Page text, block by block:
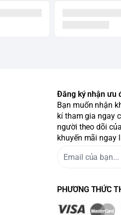
Đăng ký nhận ưu
Bạn muốn nhận
kí tham gia ngay
người theo dõi
khuyến mãi ngay
PHƯƠNG THỨC